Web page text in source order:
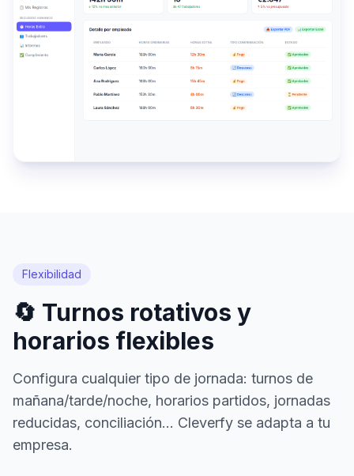
Flexibilidad
🔄 Turnos rotativos y
horarios flexibles
Configura cualquier tipo de jornada: turnos de
mañana/tarde/noche, horarios partidos, jornadas
reducidas, conciliación... Cleverfy se adapta a tu
empresa.